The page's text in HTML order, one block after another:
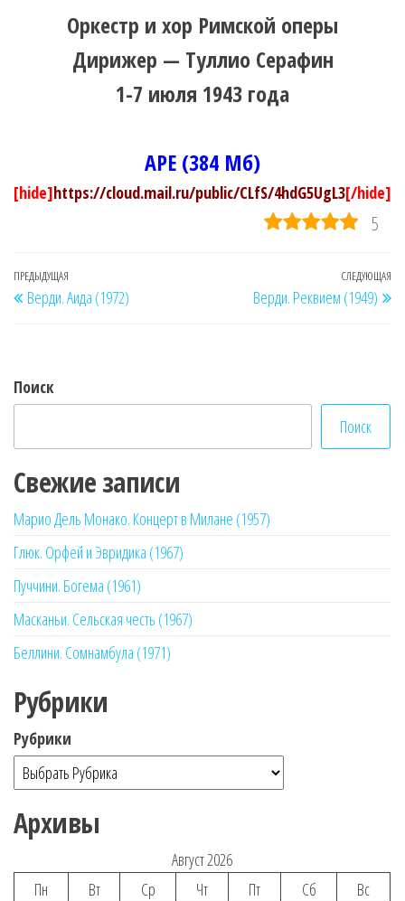
Оркестр и хор Римской оперы
Дирижер — Туллио Серафин
1-7 июля 1943 года
APE (384 Мб)
[hide]https://cloud.mail.ru/public/CLfS/4hdG5UgL3[/hide]
5
Навигация
по
Предыдущая
запись
ПРЕДЫДУЩАЯ
Верди. Аида (1972)
СЛЕДУЮЩАЯ
Верди. Реквием (1949)
Поиск
Поиск
Свежие записи
Марио Дель Монако. Концерт в Милане (1957)
Глюк. Орфей и Эвридика (1967)
Пуччини. Богема (1961)
Масканьи. Сельская честь (1967)
Беллини. Сомнамбула (1971)
Рубрики
Рубрики
Архивы
Август 2026
Пн
Вт Ср Чт Пт Сб
Вс